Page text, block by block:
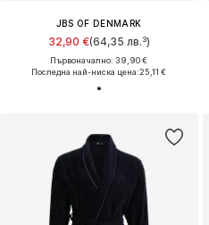
JBS OF DENMARK
32,90 €(64,35 лв.³)
Първоначално: 39,90 €
Последна най-ниска цена:25,11 €